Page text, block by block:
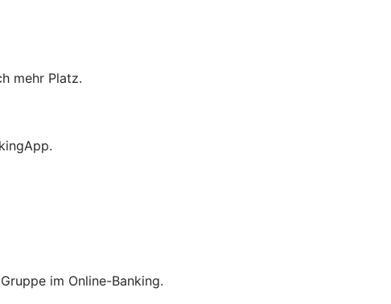
mehr Platz.
im Online-Banking.